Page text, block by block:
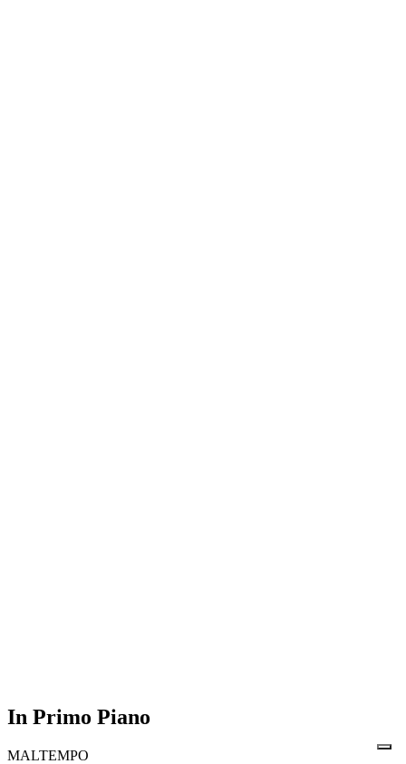
In Primo Piano
MALTEMPO